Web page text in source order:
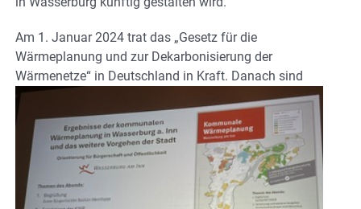
Am 1. Januar 2024 trat das „Gesetz für die
Wärmeplanung und zur Dekarbonisierung der
Wärmenetze“ in Deutschland in Kraft. Danach sind